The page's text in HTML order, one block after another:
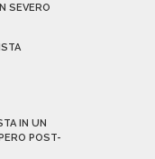
SEVERO
IN UN
POST-